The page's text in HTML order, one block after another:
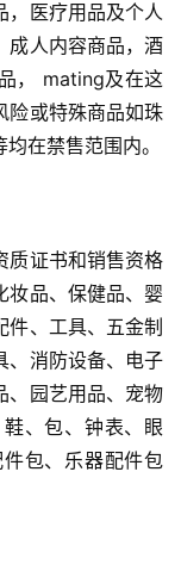
，医疗用品及个人
成人内容商品，酒
， mating及在这
险或特殊商品如珠
在禁售范围内。
质证书和销售资格
妆品、保健品、婴
件、工具、五金制
、消防设备、电子
、园艺用品、宠物
、包、钟表、眼
包、乐器配件包